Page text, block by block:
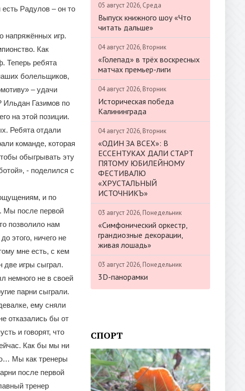
Радулов – он то
напряжённых игр.
Как
Теперь ребята
болельщиков,
– удачи
Ильдан Газимов по
на этой позиции.
Ребята отдали
команде, которая
обыгрывать эту
- поделился с
и по
Мы после первой
позволило нам
этого, ничего не
мне есть, с кем
игры сыграл.
немного не в своей
парни сыграли.
ему сняли
отказались бы от
и говорят, что
Как бы мы ни
Мы как тренеры
после первой
тренер
05 август 2026, Среда
Выпуск книжного шоу «Что
читать дальше»
04 август 2026, Вторник
«Голепад» в трёх воскресных
матчах премьер-лиги
04 август 2026, Вторник
Историческая победа
Калининграда
04 август 2026, Вторник
«ОДИН ЗА ВСЕХ»: В
ЕССЕНТУКАХ ДАЛИ СТАРТ
ПЯТОМУ ЮБИЛЕЙНОМУ
ФЕСТИВАЛЮ
«ХРУСТАЛЬНЫЙ
ИСТОЧНИКЪ»
03 август 2026, Понедельник
«Симфонический оркестр,
грандиозные декорации,
живая лошадь»
03 август 2026, Понедельник
3D-панорамки
СПОРТ